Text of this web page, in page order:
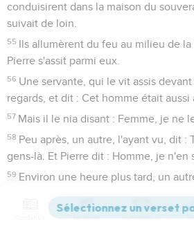
conduisirent dans la maison du
suivait de loin.
55 Ils allumèrent du feu au milieu de la
Pierre s'assit parmi eux.
56 Une servante, qui le vit assis
regards, et dit : Cet homme était aussi
57 Mais il le nia disant : Femme, je ne
58 Peu après, un autre, l'ayant vu, dit :
gens-là. Et Pierre dit : Homme, je n'en
59 Environ une heure plus tard, un
Galiléen.
Versions Commentaires